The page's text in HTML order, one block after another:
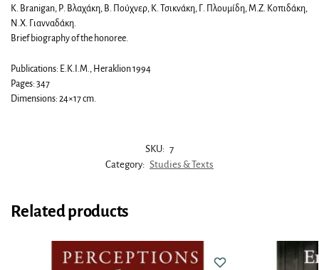
Κ. Branigan, Ρ. Βλαχάκη, Β. Πούχνερ, Κ. Τσικνάκη, Γ. Πλουμίδη, Μ.Ζ. Κοπιδάκη,
Ν.Χ. Γιανναδάκη.
Brief biography of the honoree.
Publications: E.K.I.M., Heraklion 1994
Pages: 347
Dimensions: 24×17 cm.
SKU: 7
Category: Studies & Texts
Related products